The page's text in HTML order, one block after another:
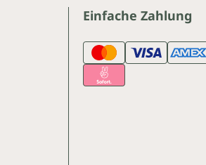
Einfache Zahlung